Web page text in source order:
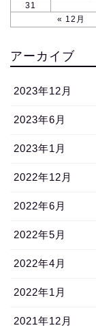
« 12月
31
アーカイブ
2023年12月
2023年6月
2023年1月
2022年12月
2022年6月
2022年5月
2022年4月
2022年1月
2021年12月